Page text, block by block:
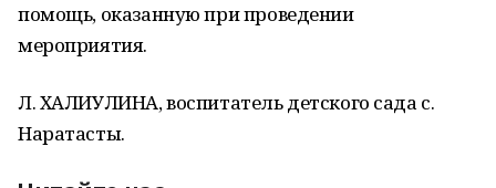
помощь, оказанную при проведении
мероприятия.
Л. ХАЛИУЛИНА, воспитатель детского сада с.
Наратасты.